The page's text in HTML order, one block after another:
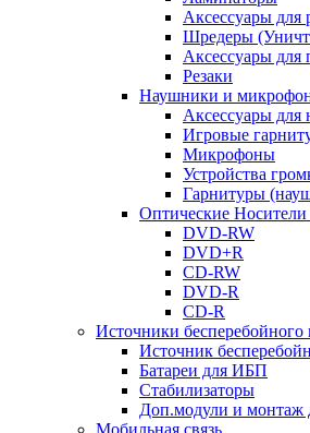
Аксессуары для
Шредеры
Аксессуары для
Резаки
Наушники и
Аксессуары для
Игровые
Микрофоны
Устройства
Гарнитуры
Оптические
DVD-RW
DVD+R
CD-RW
DVD-R
CD-R
Источники бесперебойного
Источник
Батареи для ИБП
Стабилизаторы
Доп.модули и
Мобильная связь